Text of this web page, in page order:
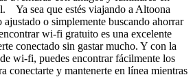
Ya sea que estés viajando a Altoona
ajustado o simplemente buscando ahorrar
wi-fi gratuito es una excelente
conectado sin gastar mucho. Y con la
wi-fi, puedes encontrar fácilmente los
conectarte y mantenerte en línea mientras